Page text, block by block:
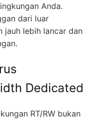
Anda.
dari luar
jauh lebih lancar dan
Dedicated
RT/RW bukan